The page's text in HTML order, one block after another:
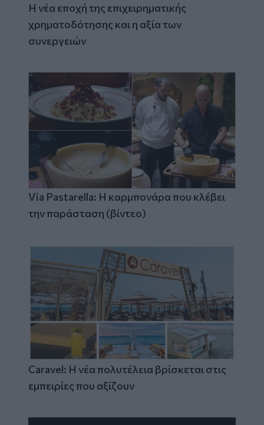
Η νέα εποχή της επιχειρηματικής
χρηματοδότησης και η αξία των
συνεργειών
Via Pastarella: Η καρμπονάρα που κλέβει
την παράσταση (βίντεο)
Caravel: Η νέα πολυτέλεια βρίσκεται στις
εμπειρίες που αξίζουν